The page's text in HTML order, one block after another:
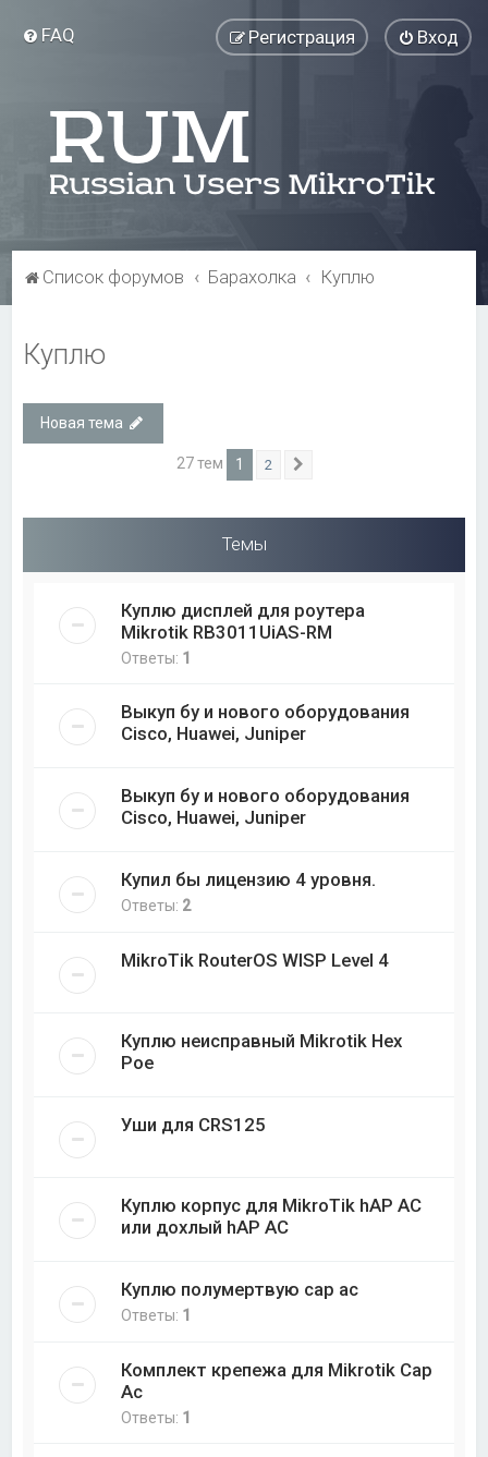
FAQ Вход
Регистрация
Список форумов Барахолка Куплю
Куплю
Новая тема
27 тем 1 2
Темы
Куплю дисплей для роутера
Mikrotik RB3011UiAS-RM
Ответы: 1
Выкуп бу и нового оборудования
Cisco, Huawei, Juniper
Выкуп бу и нового оборудования
Cisco, Huawei, Juniper
Купил бы лицензию 4 уровня.
Ответы: 2
MikroTik RouterOS WISP Level 4
Куплю неисправный Mikrotik Hex
Poe
Уши для CRS125
Куплю корпус для MikroTik hAP AC
или дохлый hAP AC
Куплю полумертвую cap ac
Ответы: 1
Комплект крепежа для Mikrotik Cap
Ac
Ответы: 1